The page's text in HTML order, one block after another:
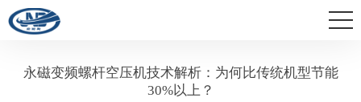
永磁变频螺杆空压机技术解析：为何比传统机型节能
30%以上？